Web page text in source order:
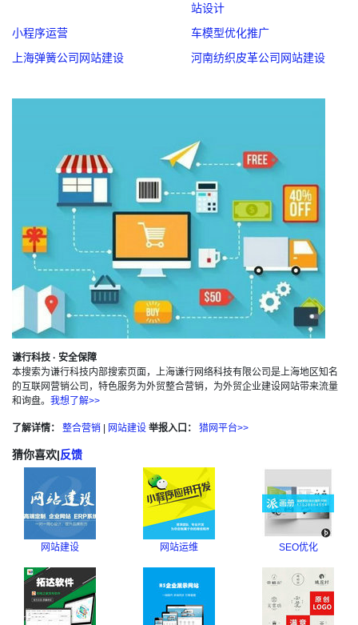
站设计
小程序运营
车模型优化推广
上海弹簧公司网站建设
河南纺织皮革公司网站建设
谦行科技 · 安全保障
本搜索为谦行科技内部搜索页面，上海谦行网络科技有限公司是上海地区知名
的互联网营销公司，特色服务为外贸整合营销，为外贸企业建设网站带来流量
和询盘。 我想了解>>
了解详情： 整合营销 网站建设 举报入口： 猎网平台>>
猜你喜欢|反馈
网站建设 网站运维 SEO优化